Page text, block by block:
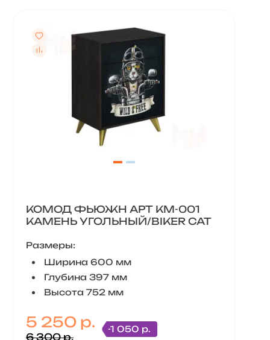
КОМОД ФЬЮЖН АРТ КМ-001
КАМЕНЬ УГОЛЬНЫЙ/BIKER CAT
Размеры:
Ширина 600 мм
Глубина 397 мм
Высота 752 мм
5 250 р.
6 300 р.
-1 050 р.